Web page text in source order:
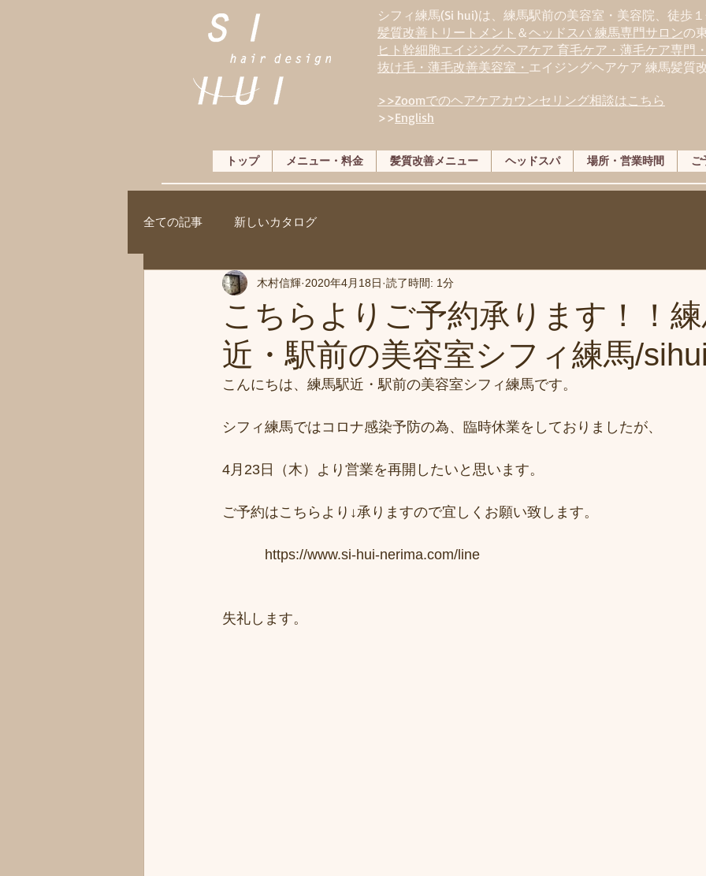
シフィ練馬(Si hui)は、 練馬駅前の美容室・美容院、徒歩
髪質改善トリートメント ＆ヘッドスパ 練馬専門サロンの
ヒト幹細胞エイジングヘアケア 育毛ケア・薄毛ケア専門
抜け毛・薄毛改善美容室・ エイジングヘアケア 練馬髪質
>>Zoomでのヘアケアカウンセリング相談はこちら
>>English
トップ メニュー・料金 髪質改善メニュー ヘッドスパ 場所・営業時間 ご
全ての記事 新しいカタログ
こちらよりご予約承ります！！
近・駅前の美容室シフィ練馬/
木村信輝 2020年4月18日 読了時間: 1分
こんにちは、練馬駅近・駅前の美容室シフィ練馬です。
シフィ練馬ではコロナ感染予防の為、臨時休業をしておりましたが、
4月23日（木）より営業を再開したいと思います。
ご予約はこちらより↓承りますので宜しくお願い致します。
https://www.si-hui-nerima.com/line
失礼します。